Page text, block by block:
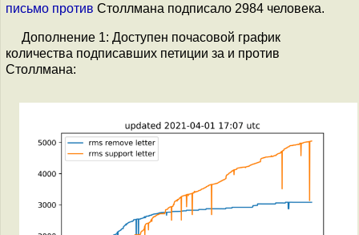
письмо против Столлмана подписало 2984 человека.
Дополнение 1: Доступен почасовой график
количества подписавших петиции за и против
Столлмана: